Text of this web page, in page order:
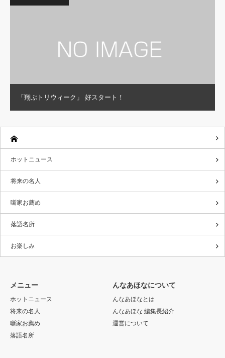
「翔ぶトリウィーク」 好スタート！
ホットニュース
将来の名人
噺家お薦め
落語名所
お楽しみ
メニュー
ホットニュース
将来の名人
噺家お薦め
落語名所
んなあほなについて
んなあほなとは
んなあほな 編集長紹介
運営について